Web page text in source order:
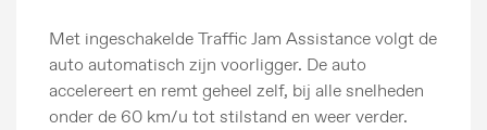
Met ingeschakelde Traffic Jam Assistance volgt de
auto automatisch zijn voorligger. De auto
accelereert en remt geheel zelf, bij alle snelheden
onder de 60 km/u tot stilstand en weer verder.